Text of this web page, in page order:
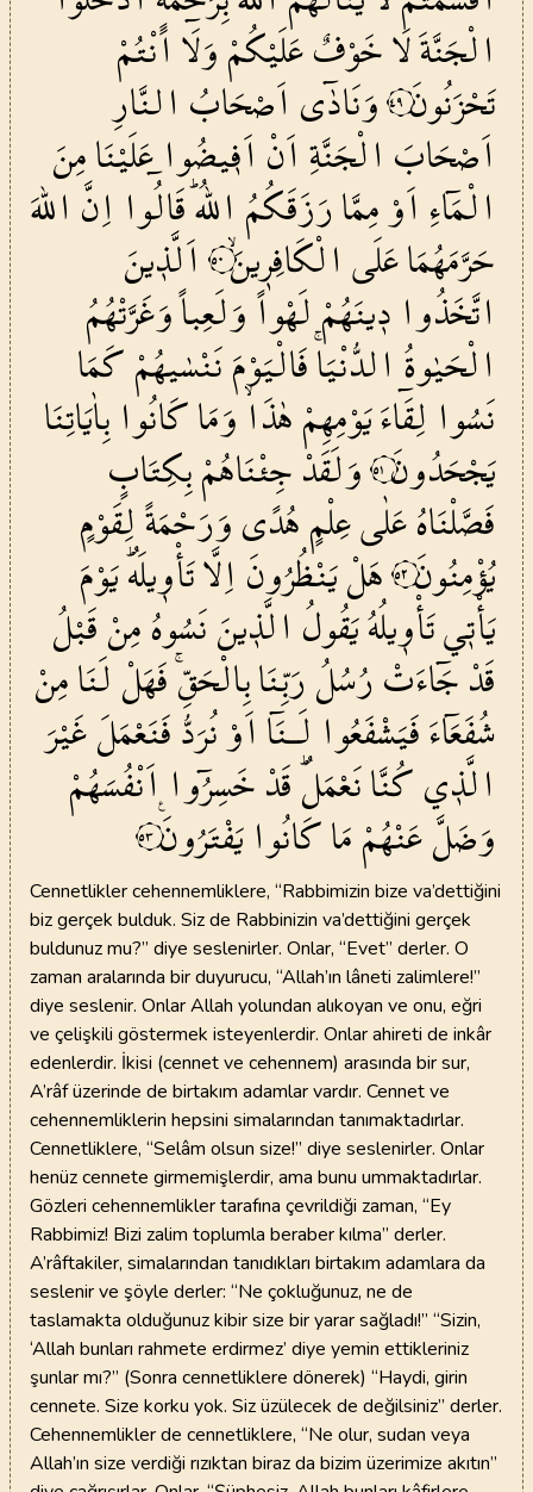
الْجَنَّةَلَاخَوْفٌعَلَيْكُمْوَلَٓااَنْتُمْ
تَحْزَنُونَ٤٩ وَنَادٰٓىاَصْحَابُ النَّارِ
اَصْحَابَ الْجَنَّةِاَنْ اَف۪يضُواعَلَيْنَامِنَ
الْمَٓاءِ اَوْمِمَّارَزَقَكُمُ اللّٰهُۜقَالُٓوا اِنَّ اللّٰهَ
حَرَّمَهُمَاعَلَىالْكَافِر۪ينَۙ٥٠ اَلَّذ۪ينَ
اتَّخَذُوا د۪ينَهُمْلَهْواًوَلَعِباًوَغَرَّتْهُمُ
الْحَيٰوةُ الدُّنْيَاۚفَالْيَوْمَنَنْسٰيهُمْكَمَا
نَسُوا لِقَٓاءَيَوْمِهِمْهٰذَاۙوَمَاكَانُوابِاٰيَاتِنَا
يَجْحَدُونَ٥١ وَلَقَدْجِئْنَاهُمْبِكِتَابٍ
فَصَّلْنَاهُعَلٰىعِلْمٍهُدًىوَرَحْمَةًلِقَوْمٍ
يُؤْمِنُونَ٥٢ هَلْيَنْظُرُونَاِلَّاتَأْو۪يلَهُۜيَوْمَ
يَأْت۪يتَأْو۪يلُهُيَقُولُ الَّذ۪ينَنَسُوهُمِنْقَبْلُ
قَدْجَٓاءَتْرُسُلُرَبِّنَابِالْحَقِّۚفَهَلْلَنَامِنْ
شُفَعَٓاءَفَيَشْفَعُوا لَـنَٓااَوْنُرَدُّفَنَعْمَلَغَيْرَ
الَّذ۪يكُنَّانَعْمَلُۜقَدْخَسِرُٓوااَنْفُسَهُمْ
وَضَلَّعَنْهُمْمَاكَانُوايَفْتَرُونَ۟٥٣
Cennetlikler cehennemliklere, “Rabbimizin bize va’dettiğini
biz gerçek bulduk. Siz de Rabbinizin va’dettiğini gerçek
buldunuz mu?” diye seslenirler. Onlar, “Evet” derler. O
zaman aralarında bir duyurucu, “Allah’ın lâneti zalimlere!”
diye seslenir. Onlar Allah yolundan alıkoyan ve onu, eğri
ve çelişkili göstermek isteyenlerdir. Onlar ahireti de inkâr
edenlerdir. İkisi (cennet ve cehennem) arasında bir sur,
A’râf üzerinde de birtakım adamlar vardır. Cennet ve
cehennemliklerin hepsini simalarından tanımaktadırlar.
Cennetliklere, “Selâm olsun size!” diye seslenirler. Onlar
henüz cennete girmemişlerdir, ama bunu ummaktadırlar.
Gözleri cehennemlikler tarafına çevrildiği zaman, “Ey
Rabbimiz! Bizi zalim toplumla beraber kılma” derler.
A’râftakiler, simalarından tanıdıkları birtakım adamlara da
seslenir ve şöyle derler: “Ne çokluğunuz, ne de
taslamakta olduğunuz kibir size bir yarar sağladı!” “Sizin,
‘Allah bunları rahmete erdirmez’ diye yemin ettikleriniz
şunlar mı?” (Sonra cennetliklere dönerek) “Haydi, girin
cennete. Size korku yok. Siz üzülecek de değilsiniz” derler.
Cehennemlikler de cennetliklere, “Ne olur, sudan veya
Allah’ın size verdiği rızıktan biraz da bizim üzerimize akıtın”